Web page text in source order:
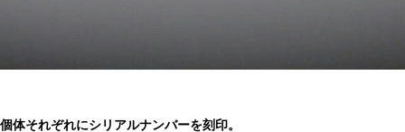
個体それぞれにシリアルナンバーを刻印。